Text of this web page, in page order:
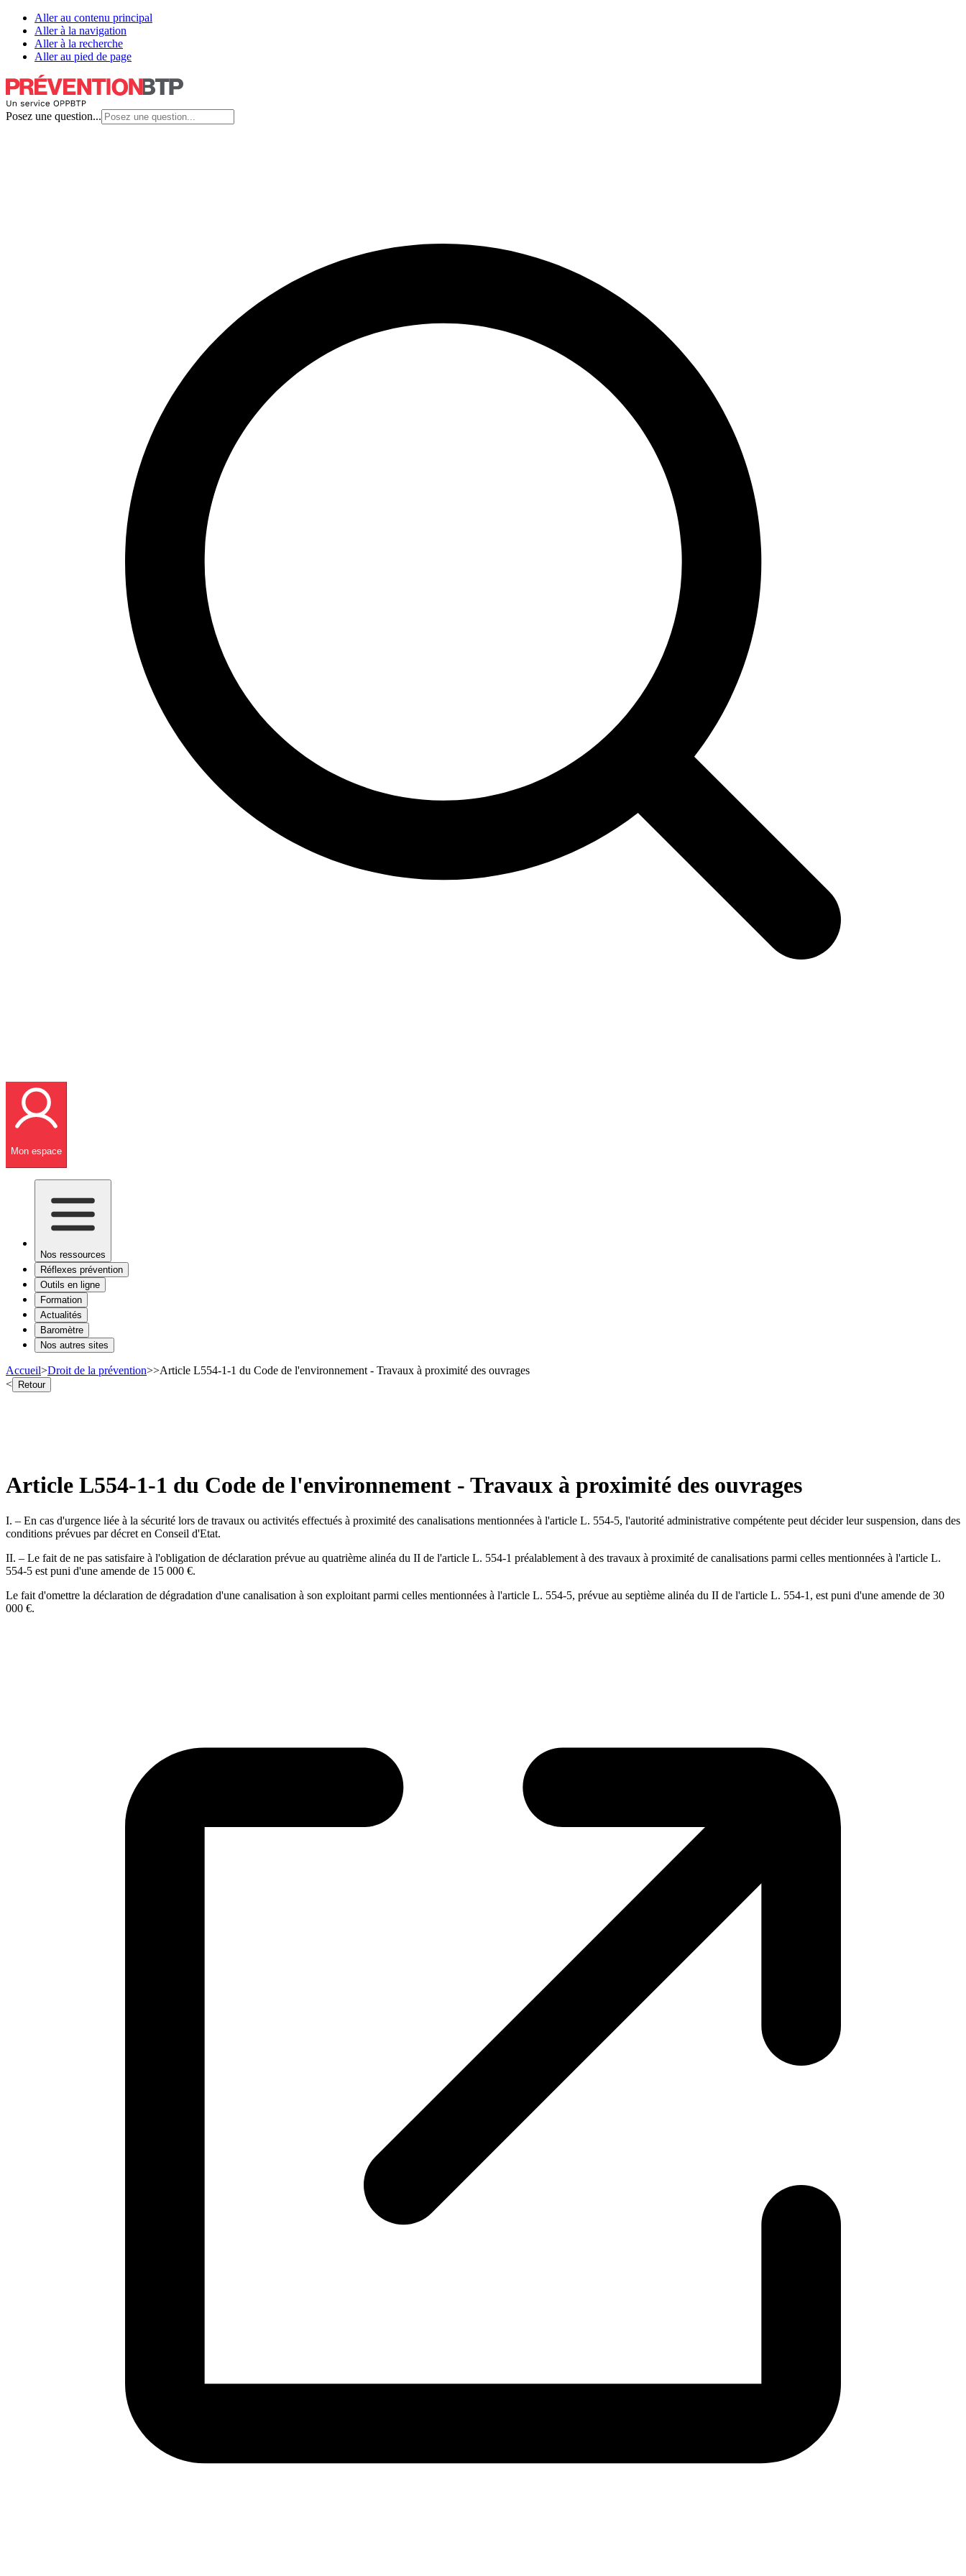
Aller au contenu principal
Aller à la navigation
Aller à la recherche
Aller au pied de page
Posez une question...
Mon espace
Nos ressources
Réflexes prévention
Outils en ligne
Formation
Actualités
Baromètre
Nos autres sites
Accueil>Droit de la prévention>>Article L554-1-1 du Code de l'environnement - Travaux à proximité des ouvrages
< Retour
Article L554-1-1 du Code de l'environnement - Travaux à proximité des ouvrages
I. – En cas d'urgence liée à la sécurité lors de travaux ou activités effectués à proximité des canalisations mentionnées à l'article L. 554-5, l'autorité administrative compétente peut décider leur suspension, dans des
conditions prévues par décret en Conseil d'Etat.
II. – Le fait de ne pas satisfaire à l'obligation de déclaration prévue au quatrième alinéa du II de l'article L. 554-1 préalablement à des travaux à proximité de canalisations parmi celles mentionnées à l'article L.
554-5 est puni d'une amende de 15 000 €.
Le fait d'omettre la déclaration de dégradation d'une canalisation à son exploitant parmi celles mentionnées à l'article L. 554-5, prévue au septième alinéa du II de l'article L. 554-1, est puni d'une amende de 30
000 €.